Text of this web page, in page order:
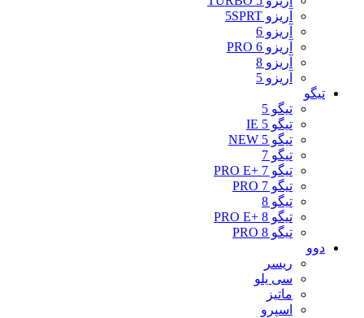
آریزو 5SPRT
آریزو 6
آریزو 6 PRO
آریزو 8
آریزو 5
تیگو
تیگو 5
تیگو 5 IE
تیگو 5 NEW
تیگو 7
تیگو 7 +PRO E
تیگو 7 PRO
تیگو 8
تیگو 8 +PRO E
تیگو 8 PRO
دوو
ریسر
سی یلو
ماتیز
اسپرو